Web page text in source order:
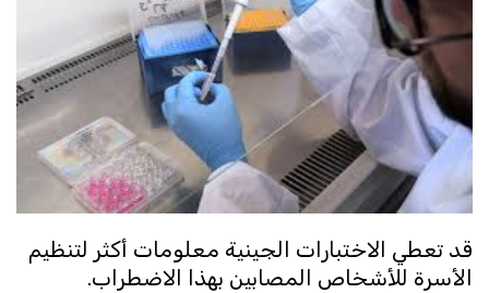
قد تعطي الاختبارات الجينية معلومات أكثر لتنظيم
الأسرة للأشخاص المصابين بهذا الاضطراب.